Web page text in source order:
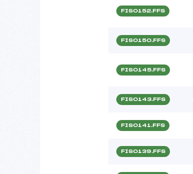
FIS0152.FFS
FIS0150.FFS
FIS0145.FFS
FIS0143.FFS
FIS0141.FFS
FIS0139.FFS